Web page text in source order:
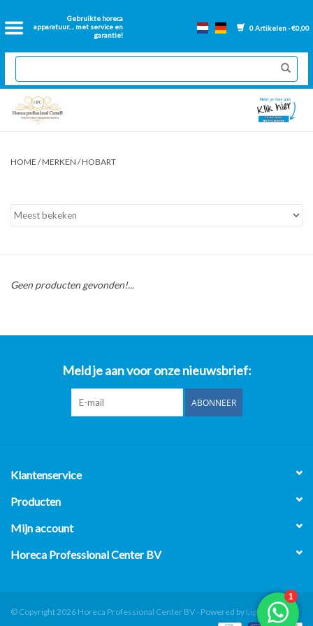
Gebruikte horeca
apparatuur.... met service en
garantie!
0 Artikelen - €0,00
Home
2dehands Horeca
Nieuwe apparatuur
Onderdelen bakwanden
Over ons
HOME /MERKEN /HOBART
Geen producten gevonden!...
Meld je aan voor onze nieuwsbrief:
ABONNEER
Klantenservice
Producten
Mijn account
Horeca Professional Center BV
© Copyright 2026 Horeca Professional Center BV - Powered by Lightspeed